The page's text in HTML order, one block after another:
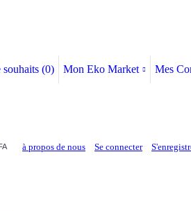
souhaits (0) Mon Eko Market Mes
à propos de nous Se connecter